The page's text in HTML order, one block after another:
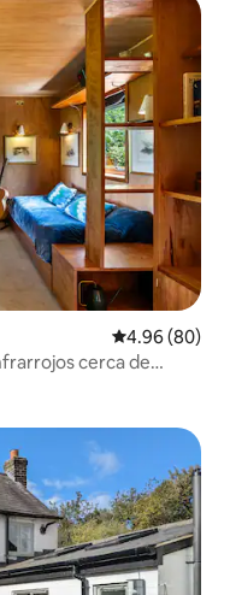
Calificación
4.96 (80)
cerca de